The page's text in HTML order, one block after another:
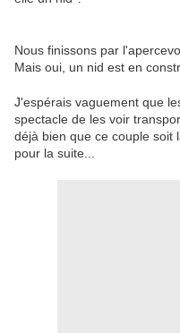
Nous finissons par
Mais oui, un nid est en
J'espérais vaguement que
spectacle de les voir
déjà bien que ce couple soit
pour la suite...